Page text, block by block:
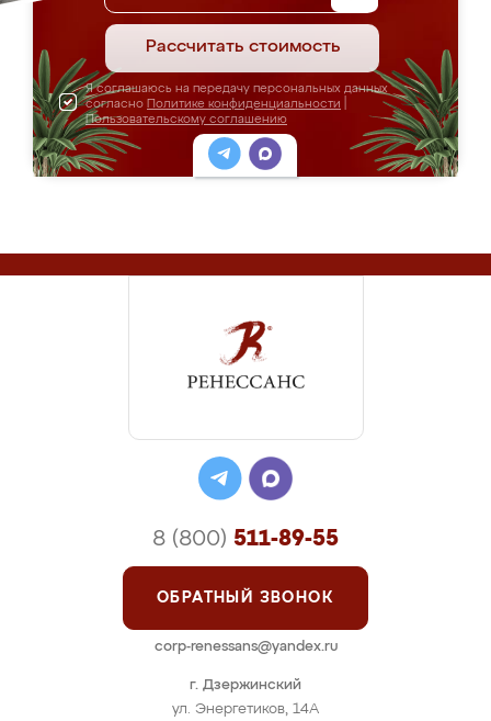
Рассчитать стоимость
Я соглашаюсь на передачу персональных данных
согласно Политике конфиденциальности
Пользовательскому соглашению
г. Дзержинский
ул. Энергетиков, 14А
8 (800) 511-89-55
ОБРАТНЫЙ ЗВОНОК
corp-renessans@yandex.ru